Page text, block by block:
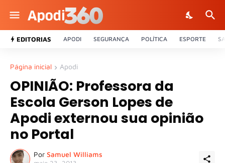
EDITORIAS APODI SEGURANÇA POLÍTICA ESPORTE
Página inicial Apodi
OPINIÃO: Professora da
Escola Gerson Lopes de
Apodi externou sua opinião
no Portal
Por Samuel Williams